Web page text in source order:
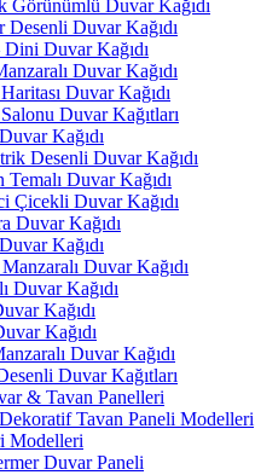
Görünümlü Duvar Kağıdı
Desenli Duvar Kağıdı
Duvar Kağıdı
Duvar Kağıdı
Duvar Kağıdı
Duvar Kağıtları
Kağıdı
Desenli Duvar Kağıdı
Temalı Duvar Kağıdı
Çicekli Duvar Kağıdı
Duvar Kağıdı
Kağıdı
Duvar Kağıdı
Duvar Kağıdı
Kağıdı
Kağıdı
Duvar Kağıdı
Duvar Kağıtları
& Tavan Panelleri
Tavan Paneli Modelleri
Modelleri
Duvar Paneli